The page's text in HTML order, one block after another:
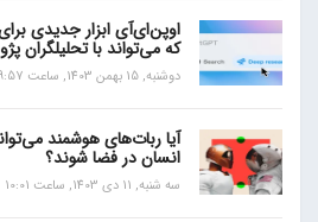
اوپن‌ای‌آی ابزار جدیدی
که می‌تواند با تحلیلگران
دوشنبه, 15 بهمن 1403, ساعت 19:57
آیا ربات‌های هوشمند
انسان در فضا شوند؟
سه شنبه, 11 دی 1403, ساعت 10:01